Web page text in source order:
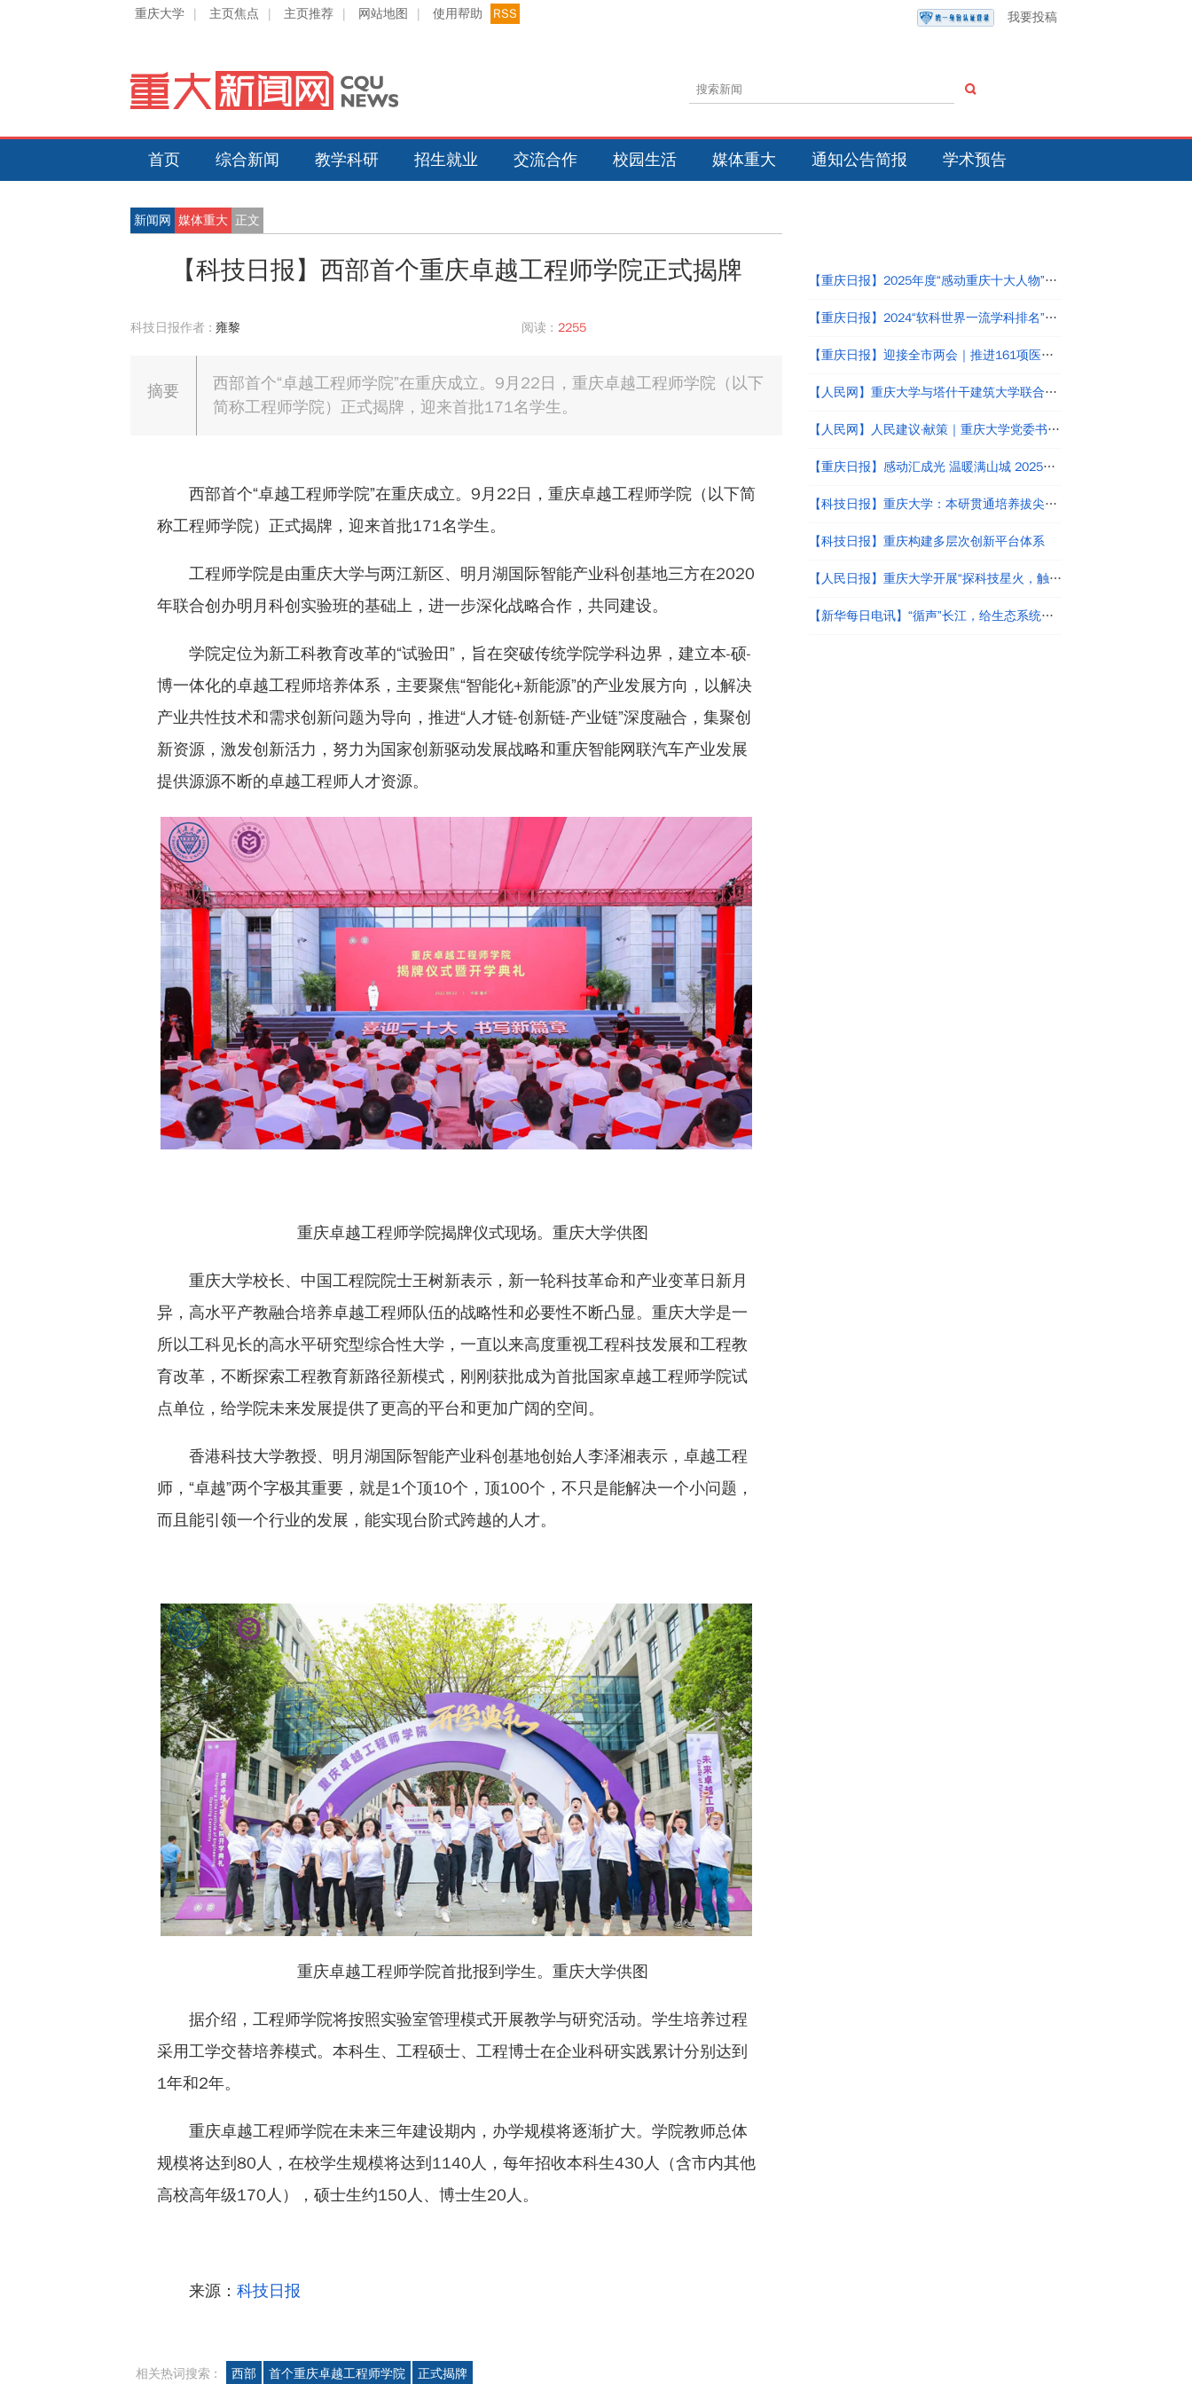
重庆大学 | 主页焦点 | 主页推荐 | 网站地图 | 使用帮助 RSS 我要投稿
首页 综合新闻 教学科研 招生就业 交流合作 校园生活 媒体重大 通知公告简报 学术预告
新闻网 媒体重大 正文
【科技日报】西部首个重庆卓越工程师学院正式揭牌
科技日报作者 : 雍黎 阅读 : 2255
摘要
西部首个“卓越工程师学院”在重庆成立。9月22日，重庆卓越工程师学院（以下
简称工程师学院）正式揭牌，迎来首批171名学生。
西部首个“卓越工程师学院”在重庆成立。9月22日，重庆卓越工程师学院（以下简
称工程师学院）正式揭牌，迎来首批171名学生。
工程师学院是由重庆大学与两江新区、明月湖国际智能产业科创基地三方在2020
年联合创办明月科创实验班的基础上，进一步深化战略合作，共同建设。
学院定位为新工科教育改革的“试验田”，旨在突破传统学院学科边界，建立本-硕-
博一体化的卓越工程师培养体系，主要聚焦“智能化+新能源”的产业发展方向，以解决
产业共性技术和需求创新问题为导向，推进“人才链-创新链-产业链”深度融合，集聚创
新资源，激发创新活力，努力为国家创新驱动发展战略和重庆智能网联汽车产业发展
提供源源不断的卓越工程师人才资源。
重庆卓越工程师学院揭牌仪式现场。重庆大学供图
重庆大学校长、中国工程院院士王树新表示，新一轮科技革命和产业变革日新月
异，高水平产教融合培养卓越工程师队伍的战略性和必要性不断凸显。重庆大学是一
所以工科见长的高水平研究型综合性大学，一直以来高度重视工程科技发展和工程教
育改革，不断探索工程教育新路径新模式，刚刚获批成为首批国家卓越工程师学院试
点单位，给学院未来发展提供了更高的平台和更加广阔的空间。
香港科技大学教授、明月湖国际智能产业科创基地创始人李泽湘表示，卓越工程
师，“卓越”两个字极其重要，就是1个顶10个，顶100个，不只是能解决一个小问题，
而且能引领一个行业的发展，能实现台阶式跨越的人才。
重庆卓越工程师学院首批报到学生。重庆大学供图
据介绍，工程师学院将按照实验室管理模式开展教学与研究活动。学生培养过程
采用工学交替培养模式。本科生、工程硕士、工程博士在企业科研实践累计分别达到
1年和2年。
重庆卓越工程师学院在未来三年建设期内，办学规模将逐渐扩大。学院教师总体
规模将达到80人，在校学生规模将达到1140人，每年招收本科生430人（含市内其他
高校高年级170人），硕士生约150人、博士生20人。
来源： 科技日报
相关热词搜索 : 西部 首个重庆卓越工程师学院 正式揭牌
【重庆日报】2025年度“感动重庆十大人物”颁奖典礼举行
【重庆日报】2024“软科世界一流学科排名”发布 9所在渝高校78个学科上榜
【重庆日报】迎接全市两会｜推进161项医疗检查检验结果互认！这份提案让我市高品质医疗“更进一步”
【人民网】重庆大学与塔什干建筑大学联合举办首届可持续营建冬季研习营
【人民网】人民建议·献策｜重庆大学党委书记王树新：“文化强校”与“文化强国”建设应同频共振
【重庆日报】感动汇成光 温暖满山城 2025年度“感动重庆十大人物”颁奖典礼举行
【科技日报】重庆大学：本研贯通培养拔尖创新人才
【科技日报】重庆构建多层次创新平台体系
【人民日报】重庆大学开展“探科技星火，触未来建造”小学生科普活动
【新华每日电讯】“循声”长江，给生态系统做“心电图”